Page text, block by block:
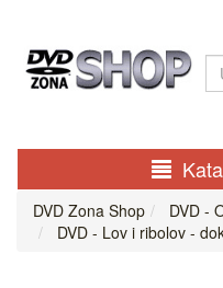
DVD Zona Shop
DVD -
DVD - Lov i ribolov -